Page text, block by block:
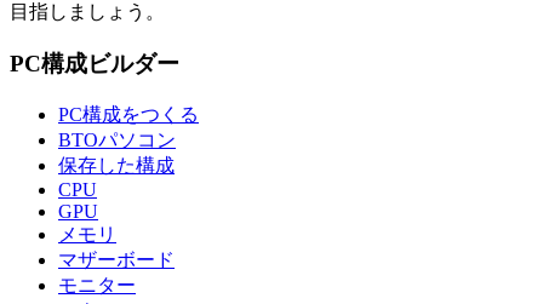
目指しましょう。
PC構成ビルダー
PC構成をつくる
BTOパソコン
保存した構成
CPU
GPU
メモリ
マザーボード
モニター